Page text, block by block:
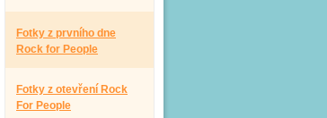
Fotky z prvního dne
Rock for People
Fotky z otevření Rock
For People